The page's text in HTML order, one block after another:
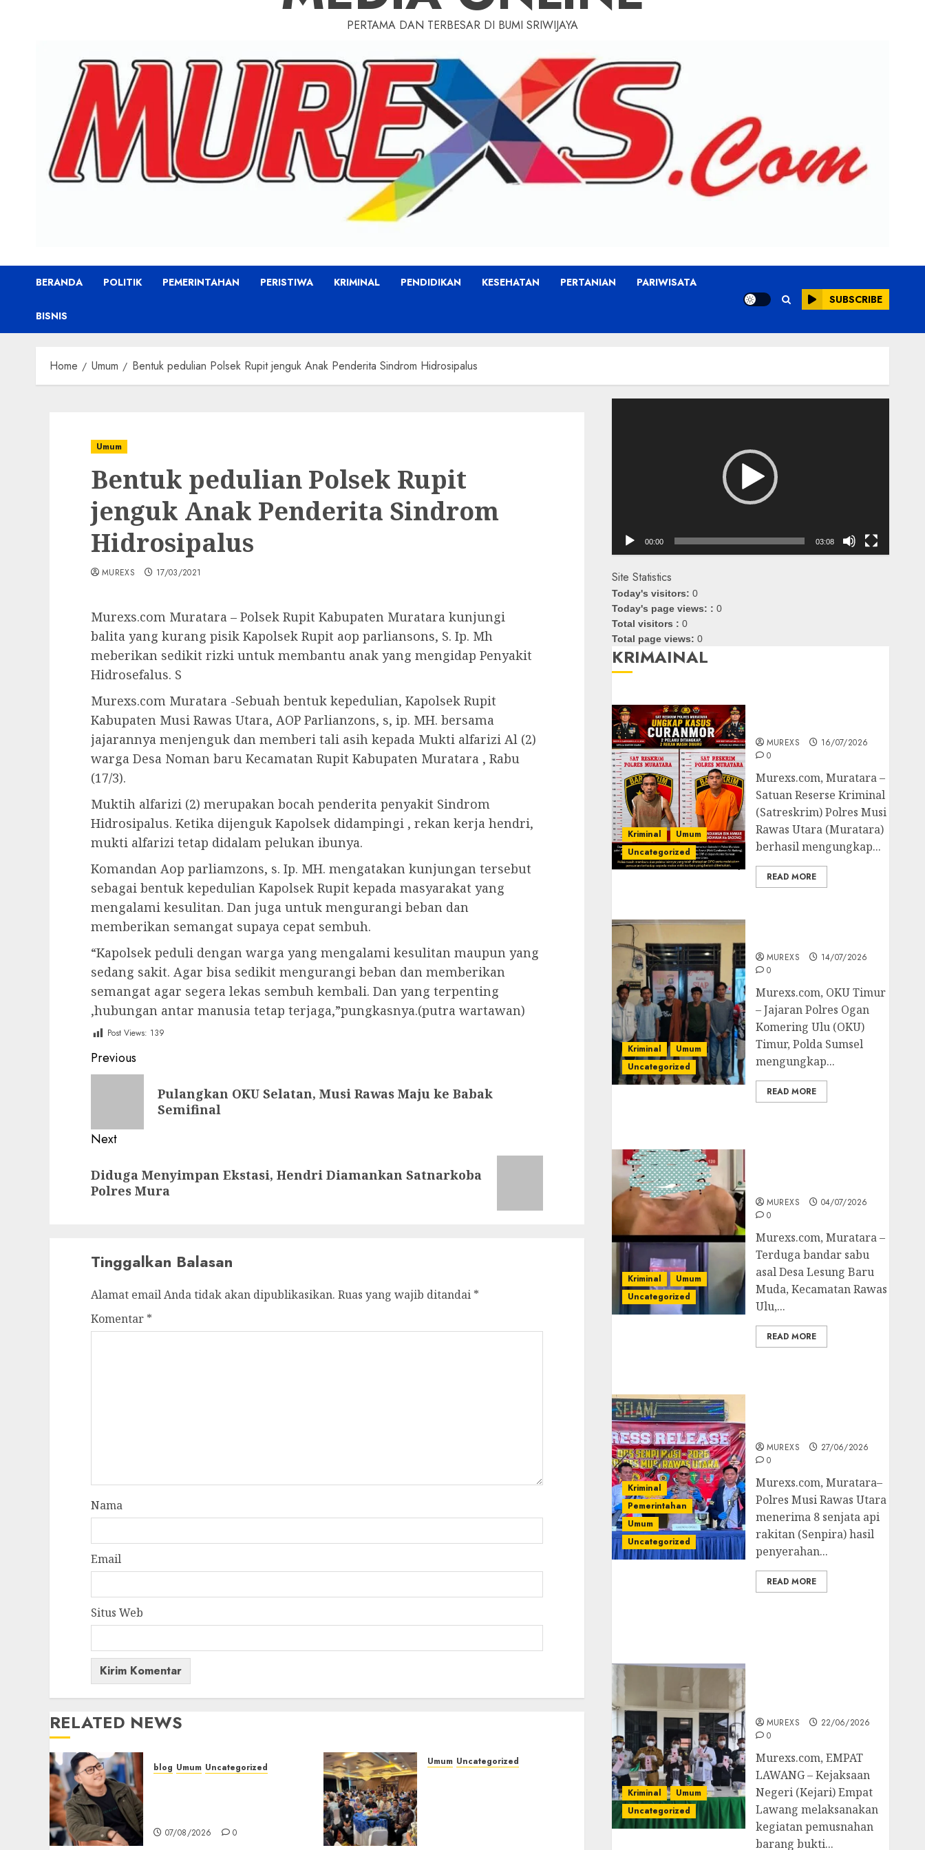
PERTAMA DAN TERBESAR DI BUMI SRIWIJAYA
BERANDA POLITIK PEMERINTAHAN PERISTIWA KRIMINAL PENDIDIKAN KESEHATAN PERTANIAN PARIWISATA
BISNIS
SUBSCRIBE
Home Umum Bentuk pedulian Polsek Rupit jenguk Anak Penderita Sindrom Hidrosipalus
Umum
Bentuk pedulian Polsek Rupit
jenguk Anak Penderita Sindrom
Hidrosipalus
MUREXS 17/03/2021
Murexs.com Muratara – Polsek Rupit Kabupaten Muratara kunjungi
balita yang kurang pisik Kapolsek Rupit aop parliansons, S. Ip. Mh
meberikan sedikit rizki untuk membantu anak yang mengidap Penyakit
Hidrosefalus. S
Murexs.com Muratara -Sebuah bentuk kepedulian, Kapolsek Rupit
Kabupaten Musi Rawas Utara, AOP Parlianzons, s, ip. MH. bersama
jajarannya menjenguk dan memberi tali asih kepada Mukti alfarizi Al (2)
warga Desa Noman baru Kecamatan Rupit Kabupaten Muratara , Rabu
(17/3).
Muktih alfarizi (2) merupakan bocah penderita penyakit Sindrom
Hidrosipalus. Ketika dijenguk Kapolsek didampingi , rekan kerja hendri,
mukti alfarizi tetap didalam pelukan ibunya.
Komandan Aop parliamzons, s. Ip. MH. mengatakan kunjungan tersebut
sebagai bentuk kepedulian Kapolsek Rupit kepada masyarakat yang
mengalami kesulitan. Dan juga untuk mengurangi beban dan
memberikan semangat supaya cepat sembuh.
“Kapolsek peduli dengan warga yang mengalami kesulitan maupun yang
sedang sakit. Agar bisa sedikit mengurangi beban dan memberikan
semangat agar segera lekas sembuh kembali. Dan yang terpenting
,hubungan antar manusia tetap terjaga,”pungkasnya.(putra wartawan)
Post Views: 139
Post
navigation
Previous
Pulangkan OKU Selatan, Musi Rawas Maju ke Babak
Semifinal
Next
post:
Diduga Menyimpan Ekstasi, Hendri Diamankan Satnarkoba
Polres Mura
Tinggalkan Balasan
Alamat email Anda tidak akan dipublikasikan. Ruas yang wajib ditandai *
Komentar *
Nama
Email
Situs Web
RELATED NEWS
blog Umum Uncategorized
07/08/2026 0
Umum Uncategorized
00:00 03:08
Site Statistics
Today's visitors: 0
Today's page views: : 0
Total visitors : 0
Total page views: 0
KRIMAINAL
Kriminal
Umum
Uncategorized
MUREXS
16/07/2026
0
Murexs.com, Muratara –
Satuan Reserse Kriminal
(Satreskrim) Polres Musi
Rawas Utara (Muratara)
berhasil mengungkap...
READ MORE
Kriminal
Umum
Uncategorized
MUREXS
14/07/2026
0
Murexs.com, OKU Timur
– Jajaran Polres Ogan
Komering Ulu (OKU)
Timur, Polda Sumsel
mengungkap...
READ MORE
Kriminal
Umum
Uncategorized
MUREXS
04/07/2026
0
Murexs.com, Muratara –
Terduga bandar sabu
asal Desa Lesung Baru
Muda, Kecamatan Rawas
Ulu,...
READ MORE
Kriminal
Pemerintahan
Umum
Uncategorized
MUREXS
27/06/2026
0
Murexs.com, Muratara–
Polres Musi Rawas Utara
menerima 8 senjata api
rakitan (Senpira) hasil
penyerahan...
READ MORE
Kriminal
Umum
Uncategorized
MUREXS
22/06/2026
0
‎Murexs.com, EMPAT
LAWANG – Kejaksaan
Negeri (Kejari) Empat
Lawang melaksanakan
kegiatan pemusnahan
barang bukti...